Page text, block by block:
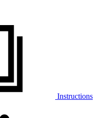
Instructions